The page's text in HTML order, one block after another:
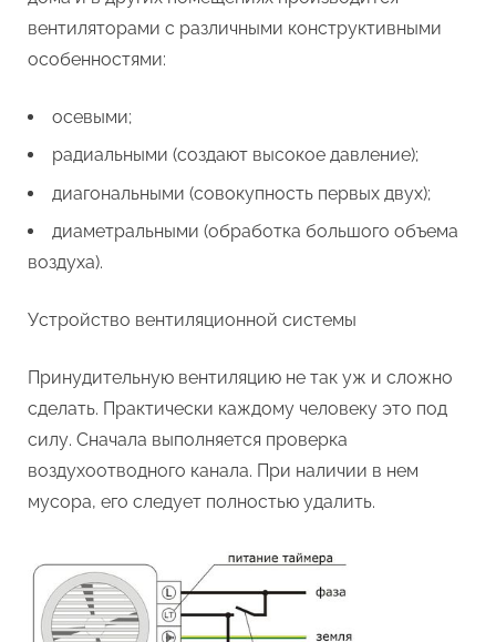
вентиляторами с различными конструктивными
особенностями:
осевыми;
радиальными (создают высокое давление);
диагональными (совокупность первых двух);
диаметральными (обработка большого объема
воздуха).
Устройство вентиляционной системы
Принудительную вентиляцию не так уж и сложно
сделать. Практически каждому человеку это под
силу. Сначала выполняется проверка
воздухоотводного канала. При наличии в нем
мусора, его следует полностью удалить.